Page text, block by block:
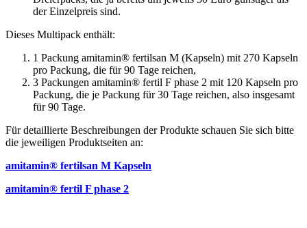
der Einzelpreis sind.
Dieses Multipack enthält:
1 Packung amitamin® fertilsan M (Kapseln) mit 270 Kapseln
pro Packung, die für 90 Tage reichen,
3 Packungen amitamin® fertil F phase 2 mit 120 Kapseln pro
Packung, die je Packung für 30 Tage reichen, also insgesamt
für 90 Tage.
Für detaillierte Beschreibungen der Produkte schauen Sie sich bitte
die jeweiligen Produktseiten an:
amitamin® fertilsan M Kapseln
amitamin® fertil F phase 2